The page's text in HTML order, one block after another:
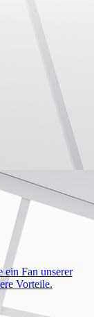
ein Fan unserer
Vorteile.